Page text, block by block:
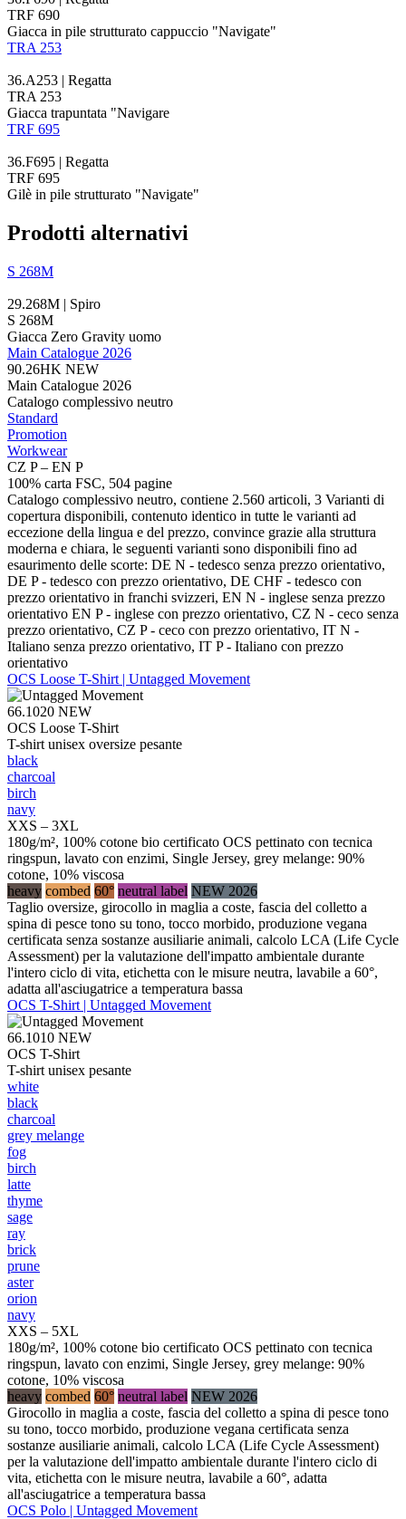
TRF 690
Giacca in pile strutturato cappuccio "Navigate"
TRA 253
36.A253 | Regatta
TRA 253
Giacca trapuntata "Navigare
TRF 695
36.F695 | Regatta
TRF 695
Gilè in pile strutturato "Navigate"
Prodotti alternativi
S 268M
29.268M | Spiro
S 268M
Giacca Zero Gravity uomo
Main Catalogue 2026
90.26HK NEW
Main Catalogue 2026
Catalogo complessivo neutro
Standard
Promotion
Workwear
CZ P – EN P
100% carta FSC, 504 pagine
Catalogo complessivo neutro, contiene 2.560 articoli, 3 Varianti di
copertura disponibili, contenuto identico in tutte le varianti ad
eccezione della lingua e del prezzo, convince grazie alla struttura
moderna e chiara, le seguenti varianti sono disponibili fino ad
esaurimento delle scorte: DE N - tedesco senza prezzo orientativo,
DE P - tedesco con prezzo orientativo, DE CHF - tedesco con
prezzo orientativo in franchi svizzeri, EN N - inglese senza prezzo
orientativo EN P - inglese con prezzo orientativo, CZ N - ceco senza
prezzo orientativo, CZ P - ceco con prezzo orientativo, IT N -
Italiano senza prezzo orientativo, IT P - Italiano con prezzo
orientativo
OCS Loose T-Shirt | Untagged Movement
66.1020 NEW
OCS Loose T-Shirt
T-shirt unisex oversize pesante
black
charcoal
birch
navy
XXS – 3XL
180g/m², 100% cotone bio certificato OCS pettinato con tecnica
ringspun, lavato con enzimi, Single Jersey, grey melange: 90%
cotone, 10% viscosa
heavy combed 60° neutral label NEW 2026
Taglio oversize, girocollo in maglia a coste, fascia del colletto a
spina di pesce tono su tono, tocco morbido, produzione vegana
certificata senza sostanze ausiliarie animali, calcolo LCA (Life Cycle
Assessment) per la valutazione dell'impatto ambientale durante
l'intero ciclo di vita, etichetta con le misure neutra, lavabile a 60°,
adatta all'asciugatrice a temperatura bassa
OCS T-Shirt | Untagged Movement
66.1010 NEW
OCS T-Shirt
T-shirt unisex pesante
white
black
charcoal
grey melange
fog
birch
latte
thyme
sage
ray
brick
prune
aster
orion
navy
XXS – 5XL
180g/m², 100% cotone bio certificato OCS pettinato con tecnica
ringspun, lavato con enzimi, Single Jersey, grey melange: 90%
cotone, 10% viscosa
heavy combed 60° neutral label NEW 2026
Girocollo in maglia a coste, fascia del colletto a spina di pesce tono
su tono, tocco morbido, produzione vegana certificata senza
sostanze ausiliarie animali, calcolo LCA (Life Cycle Assessment)
per la valutazione dell'impatto ambientale durante l'intero ciclo di
vita, etichetta con le misure neutra, lavabile a 60°, adatta
all'asciugatrice a temperatura bassa
OCS Polo | Untagged Movement